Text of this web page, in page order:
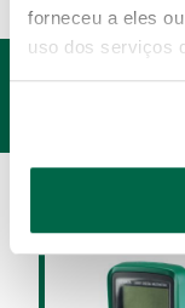
forneceu a eles
uso dos serviços
PRODUTOS